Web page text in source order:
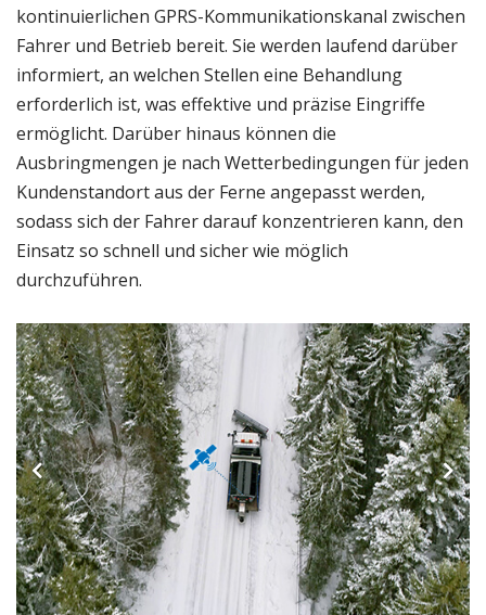
kontinuierlichen GPRS-Kommunikationskanal zwischen
Fahrer und Betrieb bereit. Sie werden laufend darüber
informiert, an welchen Stellen eine Behandlung
erforderlich ist, was effektive und präzise Eingriffe
ermöglicht. Darüber hinaus können die
Ausbringmengen je nach Wetterbedingungen für jeden
Kundenstandort aus der Ferne angepasst werden,
sodass sich der Fahrer darauf konzentrieren kann, den
Einsatz so schnell und sicher wie möglich
durchzuführen.